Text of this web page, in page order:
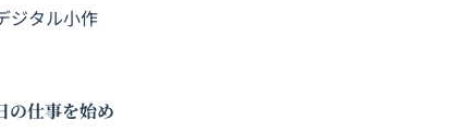
ジタル小作
仕事を始め